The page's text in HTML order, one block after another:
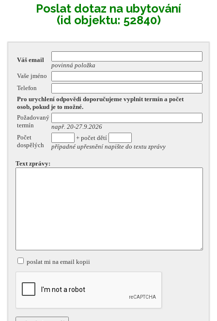
Poslat dotaz na ubytování
(id objektu: 52840)